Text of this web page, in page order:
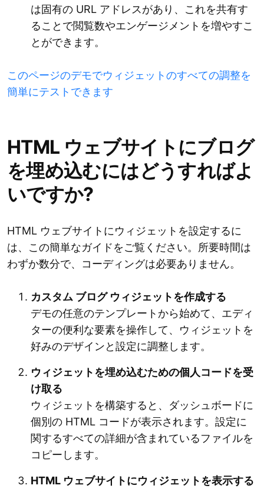
は固有の URL アドレスがあり、これを共有す
ることで閲覧数やエンゲージメントを増やすこ
とができます。
このページのデモでウィジェットのすべての調整を
簡単にテストできます
HTML ウェブサイトにブログ
を埋め込むにはどうすればよ
いですか?
HTML ウェブサイトにウィジェットを設定するに
は、この簡単なガイドをご覧ください。所要時間は
わずか数分で、コーディングは必要ありません。
カスタム ブログ ウィジェットを作成する
デモの任意のテンプレートから始めて、エディ
ターの便利な要素を操作して、ウィジェットを
好みのデザインと設定に調整します。
ウィジェットを埋め込むための個人コードを受
け取る
ウィジェットを構築すると、ダッシュボードに
個別の HTML コードが表示されます。設定に
関するすべての詳細が含まれているファイルを
コピーします。
HTML ウェブサイトにウィジェットを表示する